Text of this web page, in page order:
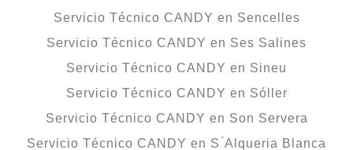
Servicio Técnico CANDY en Sencelles
Servicio Técnico CANDY en Ses Salines
Servicio Técnico CANDY en Sineu
Servicio Técnico CANDY en Sóller
Servicio Técnico CANDY en Son Servera
Servicio Técnico CANDY en S ́Alqueria Blanca